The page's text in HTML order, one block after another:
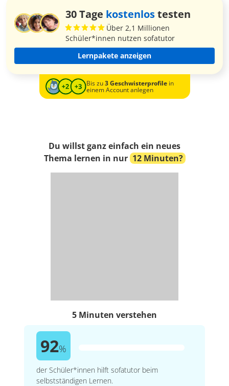
30 Tage kostenlostesten
Über 2,1 Millionen
Schüler*innen nutzen sofatutor
Lernpakete anzeigen
Bis zu3 Geschwisterprofilein
einem Account anlegen
Du willst ganz einfach ein neues
Thema lernen in nur 12 Minuten?
5 Minuten verstehen
92%
der Schüler*innen hilft sofatutor beim
selbstständigen Lernen.